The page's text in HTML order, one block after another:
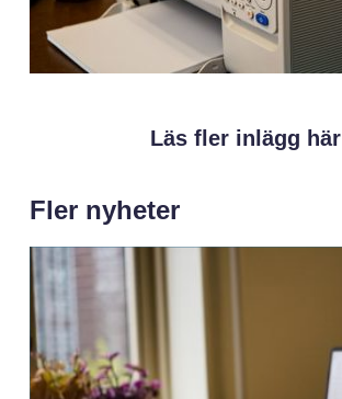
Läs fler inlägg här
Fler nyheter